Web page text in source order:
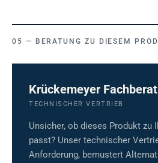
BERATUNG ZU DIESEM
Krückemeyer
TECHNISCHER VERTRIEB
Unsicher, ob dieses Produkt zu
passt? Unser technischer
Anforderung, bemustert